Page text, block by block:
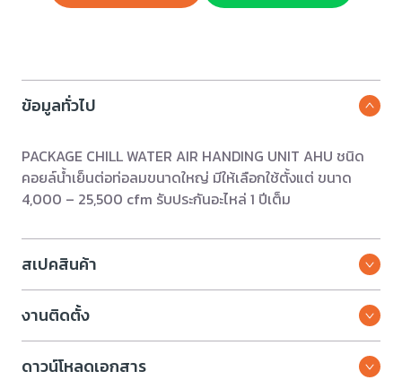
ข้อมูลทั่วไป
PACKAGE CHILL WATER AIR HANDING UNIT AHU ชนิด
คอยล์น้ำเย็นต่อท่อลมขนาดใหญ่ มีให้เลือกใช้ตั้งแต่ ขนาด
4,000 – 25,500 cfm รับประกันอะไหล่ 1 ปีเต็ม
สเปคสินค้า
งานติดตั้ง
ดาวน์โหลดเอกสาร